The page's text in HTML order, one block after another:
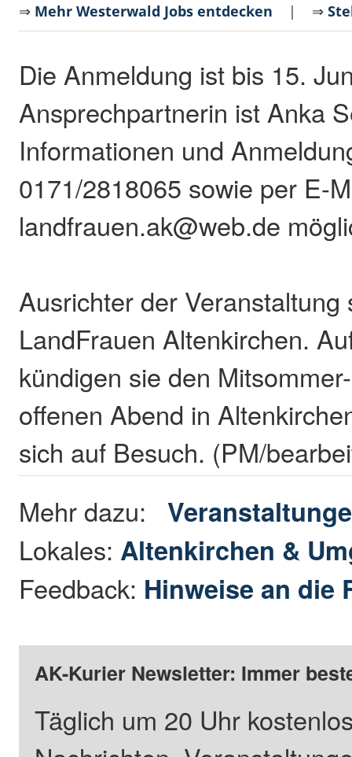
⇒ Mehr Westerwald Jobs entdecken | ⇒
Die Anmeldung ist bis 15.
Ansprechpartnerin ist Anka
Informationen und
0171/2818065 sowie per E-
landfrauen.ak@web.de
Ausrichter der Veranstaltung
LandFrauen Altenkirchen.
kündigen sie den
offenen Abend in
sich auf Besuch. (PM/
Mehr dazu:
Lokales: Altenkirchen &
Feedback: Hinweise an die
AK-Kurier Newsletter: Immer
Täglich um 20 Uhr